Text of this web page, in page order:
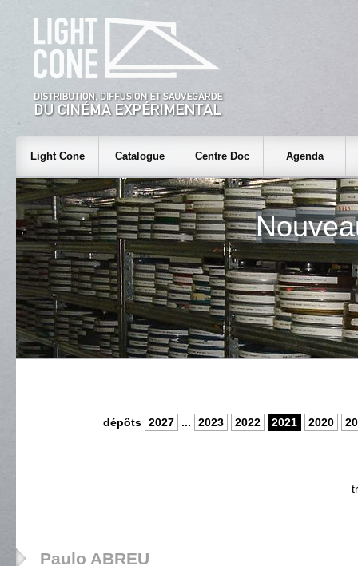
Light Cone Catalogue Centre Doc Agenda
dépôts 2027 ... 2023 2022 2021 2020
Paulo ABREU